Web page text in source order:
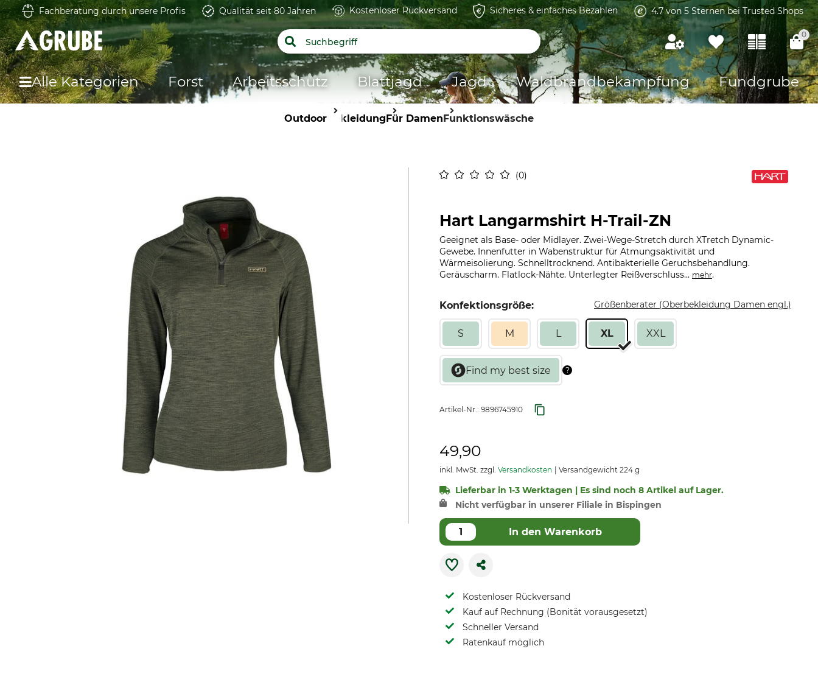
Fachberatung durch unsere Profis Qualität seit 80 Jahren Kostenloser Rückversand Sicheres & einfaches Bezahlen 4.7 von 5 Sternen bei Trusted Shops
0
Alle Kategorien Forst Arbeitsschutz Blattjagd Jagd Waldbrandbekämpfung Fundgrube
Outdoor BekleidungFür DamenFunktionswäsche
0
Hart Langarmshirt H-Trail-ZN
Geeignet als Base- oder Midlayer. Zwei-Wege-Stretch durch XTretch Dynamic-
Gewebe. Innenfutter in Wabenstruktur für Atmungsaktivität und
Wärmeisolierung. Schnelltrocknend. Antibakterielle Geruchsbehandlung.
Geräuscharm. Flatlock-Nähte. Unterlegter Reißverschluss... mehr.
Konfektionsgröße: Größenberater (Oberbekleidung Damen engl.)
S M L XL XXL
Artikel-Nr.: 9896745910
49,90
inkl. MwSt. zzgl. Versandkosten Versandgewicht 224 g
Lieferbar in 1-3 Werktagen | Es sind noch 8 Artikel auf Lager.
Nicht verfügbar in unserer Filiale in Bispingen
In den Warenkorb
Kostenloser Rückversand
Kauf auf Rechnung (Bonität vorausgesetzt)
Schneller Versand
Ratenkauf möglich